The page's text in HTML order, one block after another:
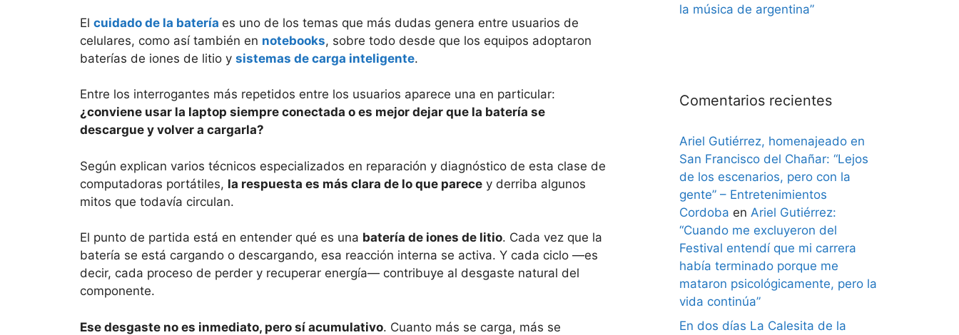
El cuidado de la batería es uno de los temas que más dudas genera entre usuarios de
celulares, como así también en notebooks, sobre todo desde que los equipos adoptaron
baterías de iones de litio y sistemas de carga inteligente.
Entre los interrogantes más repetidos entre los usuarios aparece una en particular:
¿conviene usar la laptop siempre conectada o es mejor dejar que la batería se
descargue y volver a cargarla?
Según explican varios técnicos especializados en reparación y diagnóstico de esta clase de
computadoras portátiles, la respuesta es más clara de lo que parece y derriba algunos
mitos que todavía circulan.
El punto de partida está en entender qué es una batería de iones de litio. Cada vez que la
batería se está cargando o descargando, esa reacción interna se activa. Y cada ciclo —es
decir, cada proceso de perder y recuperar energía— contribuye al desgaste natural del
componente.
Ese desgaste no es inmediato, pero sí acumulativo. Cuanto más se carga, más se
la música de argentina”
Comentarios recientes
Ariel Gutiérrez, homenajeado en
San Francisco del Chañar: “Lejos
de los escenarios, pero con la
gente” – Entretenimientos
Cordoba en Ariel Gutiérrez:
“Cuando me excluyeron del
Festival entendí que mi carrera
había terminado porque me
mataron psicológicamente, pero la
vida continúa”
En dos días La Calesita de la